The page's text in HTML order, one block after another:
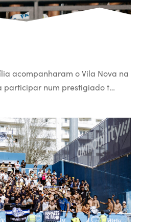
acompanharam o Vila Nova na
participar num prestigiado t…